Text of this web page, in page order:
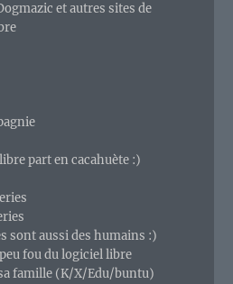
et autres sites de
part en cacahuète :)
sont aussi des humains :)
fou du logiciel libre
famille (K/X/Edu/buntu)